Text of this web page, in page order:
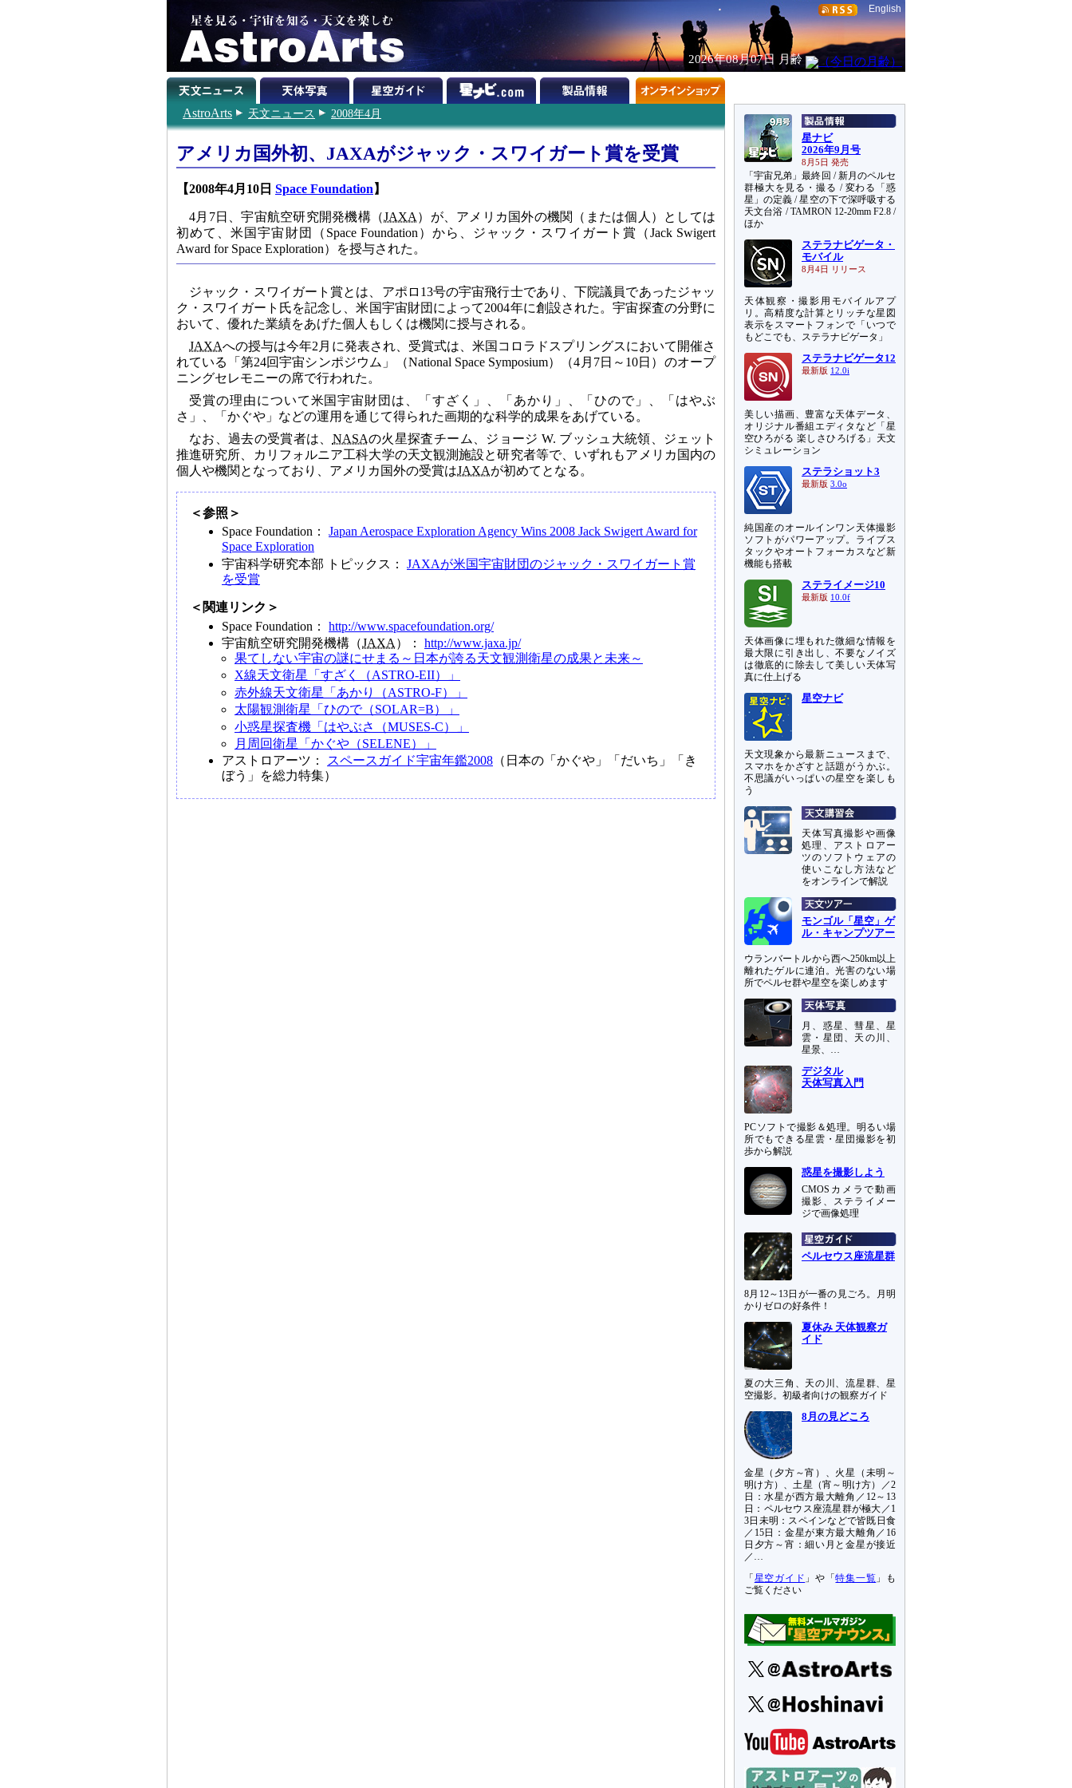
English
2026年08月07日 月齢
AstroArts 天文ニュース 2008年4月
アメリカ国外初、JAXAがジャック・スワイガート賞を受賞
【2008年4月10日 Space Foundation 】
4月7日、宇宙航空研究開発機構（JAXA ）が、アメリカ国外の機関（または個人）としては
初めて、米国宇宙財団（Space Foundation）から、ジャック・スワイガート賞（Jack Swigert
Award for Space Exploration）を授与された。
ジャック・スワイガート賞とは、アポロ13号の宇宙飛行士であり、下院議員であったジャッ
ク・スワイガート氏を記念し、米国宇宙財団によって2004年に創設された。宇宙探査の分野に
おいて、優れた業績をあげた個人もしくは機関に授与される。
JAXAへの授与は今年2月に発表され、受賞式は、米国コロラドスプリングスにおいて開催さ
れている「第24回宇宙シンポジウム」（National Space Symposium）（4月7日～10日）のオープ
ニングセレモニーの席で行われた。
受賞の理由について米国宇宙財団は、「すざく」、「あかり」、「ひので」、「はやぶ
さ」、「かぐや」などの運用を通じて得られた画期的な科学的成果をあげている。
なお、過去の受賞者は、 NASAの火星探査チーム、ジョージ W. ブッシュ大統領、ジェット
推進研究所、カリフォルニア工科大学の天文観測施設と研究者等で、いずれもアメリカ国内の
個人や機関となっており、アメリカ国外の受賞はJAXAが初めてとなる。
＜参照＞
Space Foundation： Japan Aerospace Exploration Agency Wins 2008 Jack Swigert Award for
Space Exploration
宇宙科学研究本部 トピックス： JAXAが米国宇宙財団のジャック・スワイガート賞
を受賞
＜関連リンク＞
Space Foundation： http://www.spacefoundation.org/
宇宙航空研究開発機構（JAXA ）： http://www.jaxa.jp/
果てしない宇宙の謎にせまる～日本が誇る天文観測衛星の成果と未来～
X線天文衛星「すざく（ASTRO-EII）」
赤外線天文衛星「あかり（ASTRO-F）」
太陽観測衛星「ひので（SOLAR=B）」
小惑星探査機「はやぶさ（MUSES-C）」
月周回衛星「かぐや（SELENE）」
アストロアーツ：
スペースガイド宇宙年鑑2008 （日本の「かぐや」「だいち」「き
ぼう」を総力特集）
星ナビ
2026年9月号
8月5日 発売
「宇宙兄弟」最終回 / 新月のペルセ
群極大を見る・撮る / 変わる「惑
星」の定義 / 星空の下で深呼吸する
天文台浴 / TAMRON 12-20mm F2.8 /
ほか
ステラナビゲータ・
モバイル
8月4日 リリース
天体観察・撮影用モバイルアプ
リ。高精度な計算とリッチな星図
表示をスマートフォンで「いつで
もどこでも、ステラナビゲータ」
ステラナビゲータ12
最新版 12.0i
美しい描画、豊富な天体データ、
オリジナル番組エディタなど「星
空ひろがる 楽しさひろげる」天文
シミュレーション
ステラショット3
最新版 3.0o
純国産のオールインワン天体撮影
ソフトがパワーアップ。ライブス
タックやオートフォーカスなど新
機能も搭載
ステライメージ10
最新版 10.0f
天体画像に埋もれた微細な情報を
最大限に引き出し、不要なノイズ
は徹底的に除去して美しい天体写
真に仕上げる
星空ナビ
天文現象から最新ニュースまで、
スマホをかざすと話題がうかぶ。
不思議がいっぱいの星空を楽しも
う
天体写真撮影や画像
処理、アストロアー
ツのソフトウェアの
使いこなし方法など
をオンラインで解説
モンゴル「星空」ゲ
ル・キャンプツアー
ウランバートルから西へ250km以上
離れたゲルに連泊。光害のない場
所でペルセ群や星空を楽しめます
月、惑星、彗星、星
雲・星団、天の川、
星景、…
デジタル
天体写真入門
PCソフトで撮影＆処理。明るい場
所でもできる星雲・星団撮影を初
歩から解説
惑星を撮影しよう
CMOSカメラで動画
撮影、ステライメー
ジで画像処理
ペルセウス座流星群
8月12～13日が一番の見ごろ。月明
かりゼロの好条件！
夏休み 天体観察ガ
イド
夏の大三角、天の川、流星群、星
空撮影。初級者向けの観察ガイド
8月の見どころ
金星（夕方～宵）、火星（未明～
明け方）、土星（宵～明け方）／2
日：水星が西方最大離角／12～13
日：ペルセウス座流星群が極大／1
3日未明：スペインなどで皆既日食
／15日：金星が東方最大離角／16
日夕方～宵：細い月と金星が接近
／…
「 星空ガイド 」や「特集一覧 」も
ご覧ください